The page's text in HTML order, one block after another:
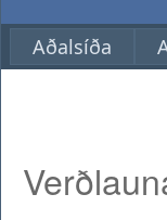
Aðalsíða